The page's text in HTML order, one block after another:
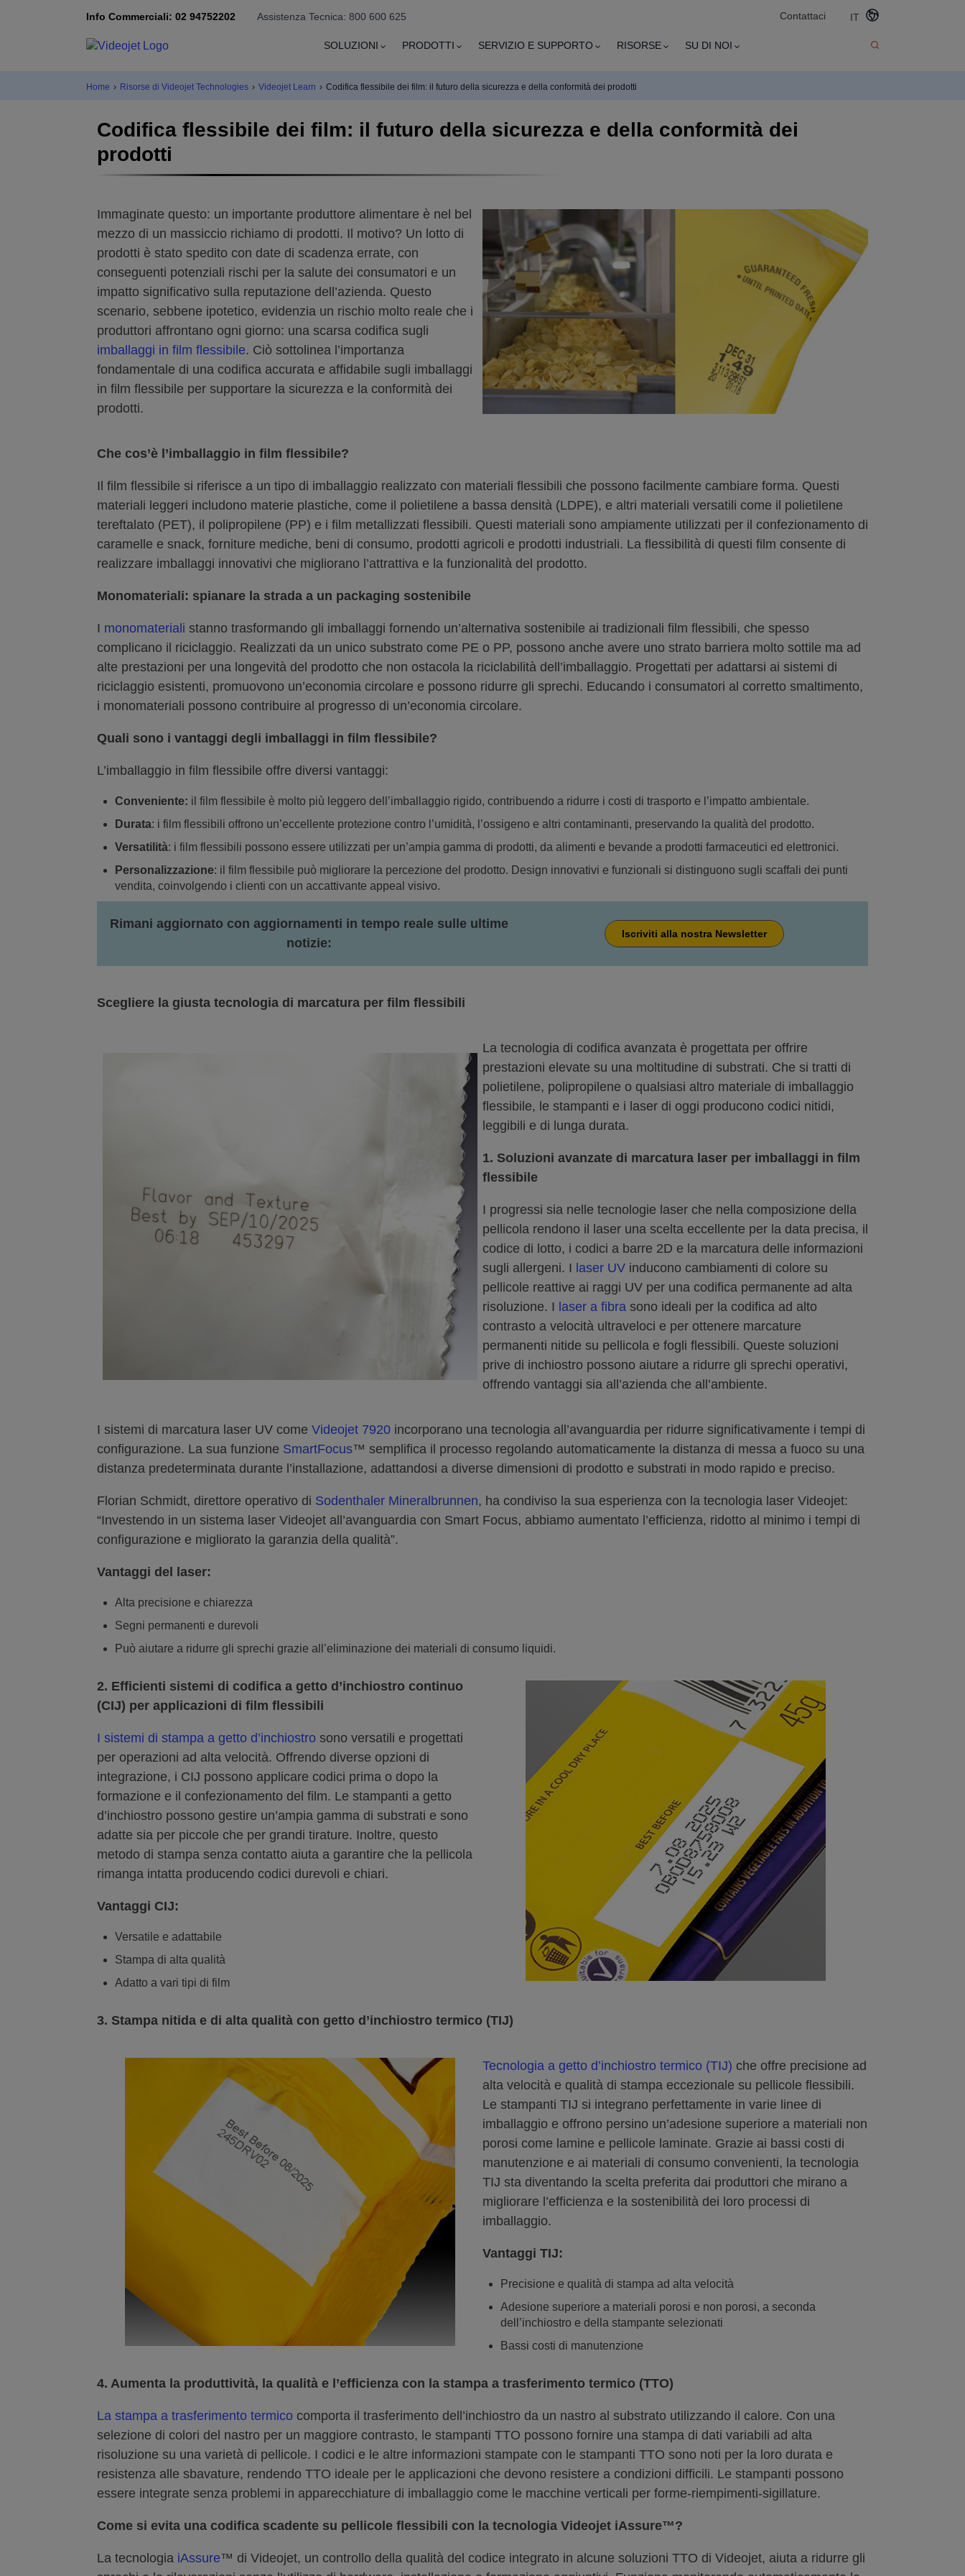
Info Commerciali: 02 94752202 Assistenza Tecnica: 800 600 625 Contattaci IT
SOLUZIONI PRODOTTI SERVIZIO E SUPPORTO RISORSE SU DI NOI
Home › Risorse di Videojet Technologies › Videojet Learn › Codifica flessibile dei film: il futuro della sicurezza e della conformità dei prodotti
Codifica flessibile dei film: il futuro della sicurezza e della conformità dei
prodotti
Immaginate questo: un importante produttore alimentare è nel bel
mezzo di un massiccio richiamo di prodotti. Il motivo? Un lotto di
prodotti è stato spedito con date di scadenza errate, con
conseguenti potenziali rischi per la salute dei consumatori e un
impatto significativo sulla reputazione dell’azienda. Questo
scenario, sebbene ipotetico, evidenzia un rischio molto reale che i
produttori affrontano ogni giorno: una scarsa codifica sugli
imballaggi in film flessibile. Ciò sottolinea l’importanza
fondamentale di una codifica accurata e affidabile sugli imballaggi
in film flessibile per supportare la sicurezza e la conformità dei
prodotti.
Che cos’è l’imballaggio in film flessibile?
Il film flessibile si riferisce a un tipo di imballaggio realizzato con materiali flessibili che possono facilmente cambiare forma. Questi
materiali leggeri includono materie plastiche, come il polietilene a bassa densità (LDPE), e altri materiali versatili come il polietilene
tereftalato (PET), il polipropilene (PP) e i film metallizzati flessibili. Questi materiali sono ampiamente utilizzati per il confezionamento di
caramelle e snack, forniture mediche, beni di consumo, prodotti agricoli e prodotti industriali. La flessibilità di questi film consente di
realizzare imballaggi innovativi che migliorano l’attrattiva e la funzionalità del prodotto.
Monomateriali: spianare la strada a un packaging sostenibile
I monomateriali stanno trasformando gli imballaggi fornendo un’alternativa sostenibile ai tradizionali film flessibili, che spesso
complicano il riciclaggio. Realizzati da un unico substrato come PE o PP, possono anche avere uno strato barriera molto sottile ma ad
alte prestazioni per una longevità del prodotto che non ostacola la riciclabilità dell’imballaggio. Progettati per adattarsi ai sistemi di
riciclaggio esistenti, promuovono un’economia circolare e possono ridurre gli sprechi. Educando i consumatori al corretto smaltimento,
i monomateriali possono contribuire al progresso di un’economia circolare.
Quali sono i vantaggi degli imballaggi in film flessibile?
L’imballaggio in film flessibile offre diversi vantaggi:
Conveniente: il film flessibile è molto più leggero dell’imballaggio rigido, contribuendo a ridurre i costi di trasporto e l’impatto ambientale.
Durata: i film flessibili offrono un’eccellente protezione contro l’umidità, l’ossigeno e altri contaminanti, preservando la qualità del prodotto.
Versatilità: i film flessibili possono essere utilizzati per un’ampia gamma di prodotti, da alimenti e bevande a prodotti farmaceutici ed elettronici.
Personalizzazione: il film flessibile può migliorare la percezione del prodotto. Design innovativi e funzionali si distinguono sugli scaffali dei punti
vendita, coinvolgendo i clienti con un accattivante appeal visivo.
Rimani aggiornato con aggiornamenti in tempo reale sulle ultime
notizie:
Iscriviti alla nostra Newsletter
Scegliere la giusta tecnologia di marcatura per film flessibili
La tecnologia di codifica avanzata è progettata per offrire
prestazioni elevate su una moltitudine di substrati. Che si tratti di
polietilene, polipropilene o qualsiasi altro materiale di imballaggio
flessibile, le stampanti e i laser di oggi producono codici nitidi,
leggibili e di lunga durata.
1. Soluzioni avanzate di marcatura laser per imballaggi in film
flessibile
I progressi sia nelle tecnologie laser che nella composizione della
pellicola rendono il laser una scelta eccellente per la data precisa, il
codice di lotto, i codici a barre 2D e la marcatura delle informazioni
sugli allergeni. I laser UV inducono cambiamenti di colore su
pellicole reattive ai raggi UV per una codifica permanente ad alta
risoluzione. I laser a fibra sono ideali per la codifica ad alto
contrasto a velocità ultraveloci e per ottenere marcature
permanenti nitide su pellicola e fogli flessibili. Queste soluzioni
prive di inchiostro possono aiutare a ridurre gli sprechi operativi,
offrendo vantaggi sia all’azienda che all’ambiente.
I sistemi di marcatura laser UV come Videojet 7920 incorporano una tecnologia all’avanguardia per ridurre significativamente i tempi di
configurazione. La sua funzione SmartFocus™ semplifica il processo regolando automaticamente la distanza di messa a fuoco su una
distanza predeterminata durante l’installazione, adattandosi a diverse dimensioni di prodotto e substrati in modo rapido e preciso.
Florian Schmidt, direttore operativo di Sodenthaler Mineralbrunnen, ha condiviso la sua esperienza con la tecnologia laser Videojet:
“Investendo in un sistema laser Videojet all’avanguardia con Smart Focus, abbiamo aumentato l’efficienza, ridotto al minimo i tempi di
configurazione e migliorato la garanzia della qualità”.
Vantaggi del laser:
Alta precisione e chiarezza
Segni permanenti e durevoli
Può aiutare a ridurre gli sprechi grazie all’eliminazione dei materiali di consumo liquidi.
2. Efficienti sistemi di codifica a getto d’inchiostro continuo
(CIJ) per applicazioni di film flessibili
I sistemi di stampa a getto d’inchiostro sono versatili e progettati
per operazioni ad alta velocità. Offrendo diverse opzioni di
integrazione, i CIJ possono applicare codici prima o dopo la
formazione e il confezionamento del film. Le stampanti a getto
d’inchiostro possono gestire un’ampia gamma di substrati e sono
adatte sia per piccole che per grandi tirature. Inoltre, questo
metodo di stampa senza contatto aiuta a garantire che la pellicola
rimanga intatta producendo codici durevoli e chiari.
Vantaggi CIJ:
Versatile e adattabile
Stampa di alta qualità
Adatto a vari tipi di film
3. Stampa nitida e di alta qualità con getto d’inchiostro termico (TIJ)
Tecnologia a getto d’inchiostro termico (TIJ) che offre precisione ad
alta velocità e qualità di stampa eccezionale su pellicole flessibili.
Le stampanti TIJ si integrano perfettamente in varie linee di
imballaggio e offrono persino un’adesione superiore a materiali non
porosi come lamine e pellicole laminate. Grazie ai bassi costi di
manutenzione e ai materiali di consumo convenienti, la tecnologia
TIJ sta diventando la scelta preferita dai produttori che mirano a
migliorare l’efficienza e la sostenibilità dei loro processi di
imballaggio.
Vantaggi TIJ:
Precisione e qualità di stampa ad alta velocità
Adesione superiore a materiali porosi e non porosi, a seconda
dell’inchiostro e della stampante selezionati
Bassi costi di manutenzione
4. Aumenta la produttività, la qualità e l’efficienza con la stampa a trasferimento termico (TTO)
La stampa a trasferimento termico comporta il trasferimento dell’inchiostro da un nastro al substrato utilizzando il calore. Con una
selezione di colori del nastro per un maggiore contrasto, le stampanti TTO possono fornire una stampa di dati variabili ad alta
risoluzione su una varietà di pellicole. I codici e le altre informazioni stampate con le stampanti TTO sono noti per la loro durata e
resistenza alle sbavature, rendendo TTO ideale per le applicazioni che devono resistere a condizioni difficili. Le stampanti possono
essere integrate senza problemi in apparecchiature di imballaggio come le macchine verticali per forme-riempimenti-sigillature.
Come si evita una codifica scadente su pellicole flessibili con la tecnologia Videojet iAssure™?
La tecnologia iAssure™ di Videojet, un controllo della qualità del codice integrato in alcune soluzioni TTO di Videojet, aiuta a ridurre gli